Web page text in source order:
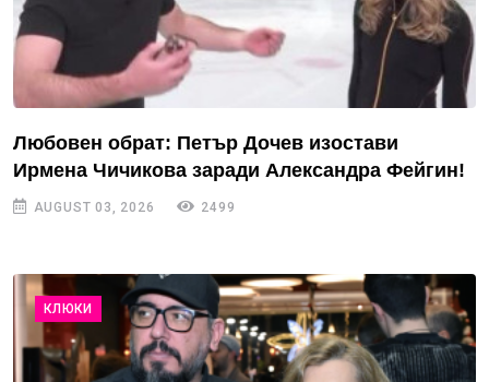
Любовен обрат: Петър Дочев изостави
Ирмена Чичикова заради Александра Фейгин!
AUGUST 03, 2026 2499
КЛЮКИ